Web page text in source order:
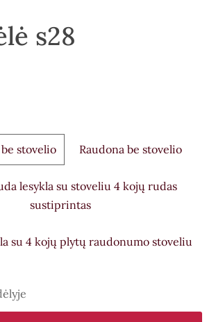
s28
stovelio
Raudona be stovelio
lesykla su stoveliu 4 kojų rudas
sustiprintas
su 4 kojų plytų raudonumo stoveliu